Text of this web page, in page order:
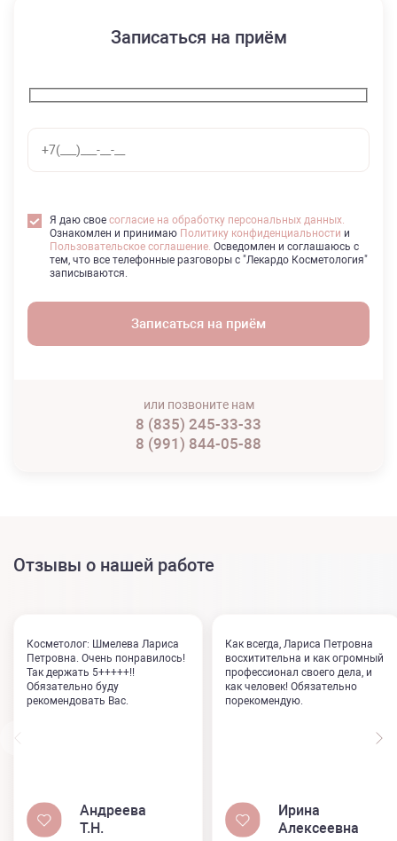
Записаться на приём
Я даю свое согласие на обработку персональных данных.
Ознакомлен и принимаю Политику конфиденциальности и
Пользовательское соглашение. Осведомлен и соглашаюсь с
тем, что все телефонные разговоры с "Лекардо Косметология"
записываются.
или позвоните нам
8 (835) 245-33-33
8 (991) 844-05-88
Отзывы о нашей работе
Косметолог: Шмелева Лариса
Петровна. Очень понравилось!
Так держать 5+++++!!
Обязательно буду
рекомендовать Вас.
Андреева
Т.Н.
Как всегда, Лариса Петровна
восхитительна и как огромный
профессионал своего дела, и
как человек! Обязательно
порекомендую.
Ирина
Алексеевна